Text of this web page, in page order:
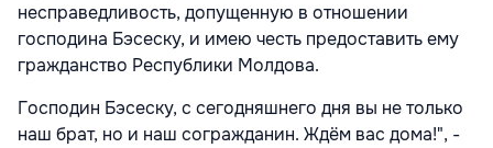
несправедливость, допущенную в отношении
господина Бэсеску, и имею честь предоставить ему
гражданство Республики Молдова.
Господин Бэсеску, с сегодняшнего дня вы не только
наш брат, но и наш согражданин. Ждём вас дома!", -